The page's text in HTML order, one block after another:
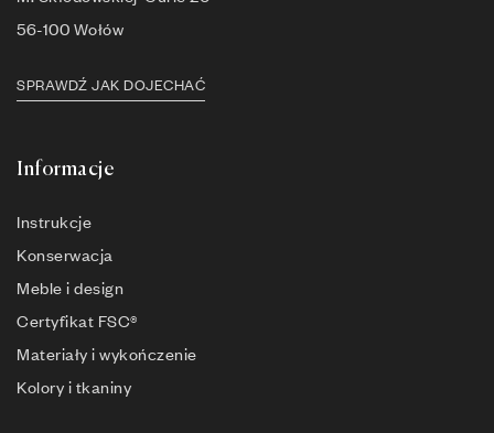
56-100 Wołów
SPRAWDŹ JAK DOJECHAĆ
Informacje
Instrukcje
Konserwacja
Meble i design
Certyfikat FSC®
Materiały i wykończenie
Kolory i tkaniny